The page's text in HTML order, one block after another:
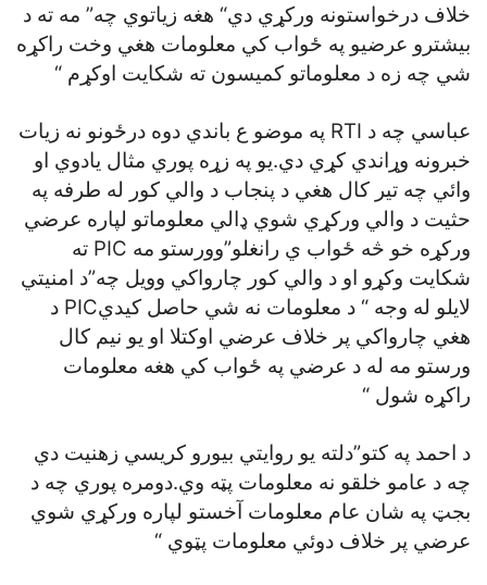
خلاف درخواستونه ورکړي دي“ هغه زياتوي چه” مه ته د
بيشترو عرضيو په ځواب کي معلومات هغي وخت راکړه
شي چه زه د معلوماتو کميسون ته شکايت اوکړم “
عباسي چه د RTI په موضو ع باندي دوه درځونو نه زيات
خبرونه وړاندي کړي دي.يو په زړه پوري مثال يادوي او
وائي چه تير کال هغي د پنجاب د والي کور له طرفه په
حثيت د والي ورکړي شوي ډالي معلوماتو لپاره عرضي
ورکړه خو څه ځواب ي رانغلو”وورستو مه PIC ته
شکايت وکړو او د والي کور چارواکي وويل چه”د امنيتي
لايلو له وجه “ د معلومات نه شي حاصل کيديPIC د
هغي چارواکي پر خلاف عرضي اوکتلا او يو نيم کال
ورستو مه له د عرضي په ځواب کي هغه معلومات
راکړه شول “
د احمد په کتو”دلته يو روايتي بيورو کريسي زهنيت دي
چه د عامو خلقو نه معلومات پټه وي.دومره پوري چه د
بجټ په شان عام معلومات آخستو لپاره ورکړي شوي
عرضي پر خلاف دوئي معلومات پټوي “